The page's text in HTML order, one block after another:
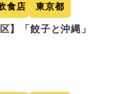
食店 東京都
】「餃子と沖縄」